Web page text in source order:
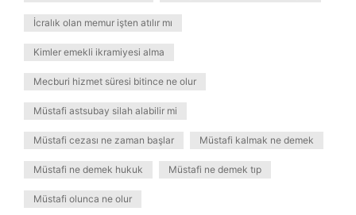
İcralık olan memur işten atılır mı
Kimler emekli ikramiyesi alma
Mecburi hizmet süresi bitince ne olur
Müstafi astsubay silah alabilir mi
Müstafi cezası ne zaman başlar Müstafi kalmak ne demek
Müstafi ne demek hukuk Müstafi ne demek tıp
Müstafi olunca ne olur